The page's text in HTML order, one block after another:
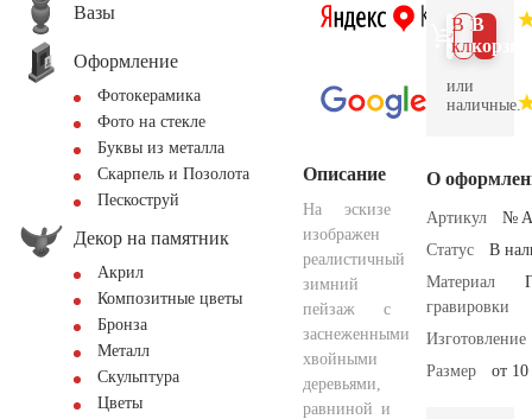
Вазы
Оформление
Фотокерамика
Фото на стекле
Буквы из металла
Скарпель и Позолота
Пескоструй
Декор на памятник
Акрил
Композитные цветы
Бронза
Металл
Скульптура
Цветы
Описание
На эскизе
изображен
реалистичный
зимний
пейзаж с
заснеженными
хвойными
деревьями,
равниной и
В
В 1
клик
или
наличные.
О
Артикул
№
Статус
В
Материал
гравировки
Изготовление
Размер
от